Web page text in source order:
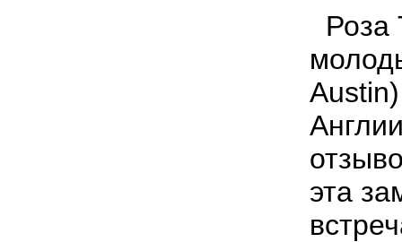
Роза
эта